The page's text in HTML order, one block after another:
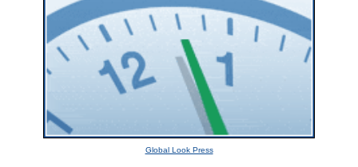
Global Look Press